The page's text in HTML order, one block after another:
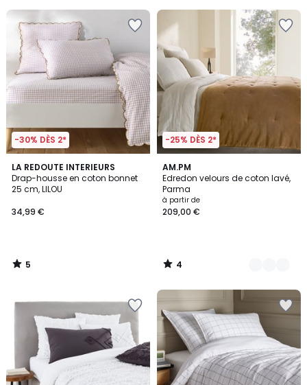
-30% DÈS 2*
LA REDOUTE INTERIEURS
Drap-housse en coton bonnet
25 cm, LILOU
34,99 €
5
/
5
5
/
-25% DÈS 2*
AM.PM
Edredon velours de coton lavé,
Parma
à partir de
209,00 €
4
/
5
4
Couleurs
4
/